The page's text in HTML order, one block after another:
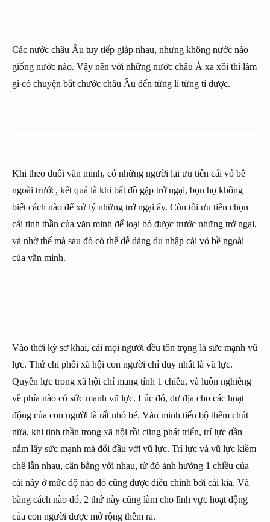
Các nước châu Âu tuy tiếp giáp nhau, nhưng không nước nào
giống nước nào. Vậy nên với những nước châu Á xa xôi thì làm
gì có chuyện bắt chước châu Âu đến từng li từng tí được.
Khi theo đuổi văn minh, có những người lại ưu tiên cái vỏ bề
ngoài trước, kết quả là khi bất đồ gặp trở ngại, bọn họ không
biết cách nào để xử lý những trở ngại ấy. Còn tôi ưu tiên chọn
cái tinh thần của văn minh để loại bỏ được trước những trở ngại,
và nhờ thế mà sau đó có thể dễ dàng du nhập cái vỏ bề ngoài
của văn minh.
Vào thời kỳ sơ khai, cái mọi người đều tôn trọng là sức mạnh vũ
lực. Thứ chi phối xã hội con người chỉ duy nhất là vũ lực.
Quyền lực trong xã hội chỉ mang tính 1 chiều, và luôn nghiêng
về phía nào có sức mạnh vũ lực. Lúc đó, dư địa cho các hoạt
động của con người là rất nhỏ bé. Văn minh tiến bộ thêm chút
nữa, khi tinh thần trong xã hội rồi cũng phát triển, trí lực dần
nắm lấy sức mạnh mà đối đầu với vũ lực. Trí lực và vũ lực kiềm
chế lẫn nhau, cân bằng với nhau, từ đó ảnh hưởng 1 chiều của
cái này ở mức độ nào đó cũng được điều chỉnh bởi cái kia. Và
bằng cách nào đó, 2 thứ này cũng làm cho lĩnh vực hoạt động
của con người được mở rộng thêm ra.